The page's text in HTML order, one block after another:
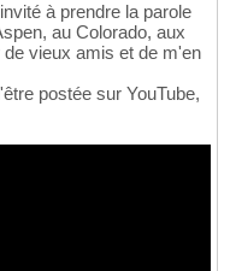
à prendre la parole
au Colorado, aux
vieux amis et de m'en
postée sur YouTube,